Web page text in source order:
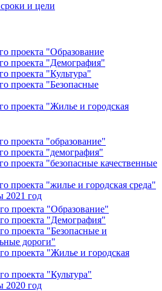
и цели
проекта "Образование
проекта "Демография"
проекта "Культура"
проекта "Безопасные
проекта "Жилье и городская
проекта "образование"
проекта "демография"
проекта "безопасные качественные
проекта "жилье и городская среда"
2021 год
проекта "Образование"
проекта "Демография"
проекта "Безопасные и
дороги"
проекта "Жилье и городская
проекта "Культура"
2020 год